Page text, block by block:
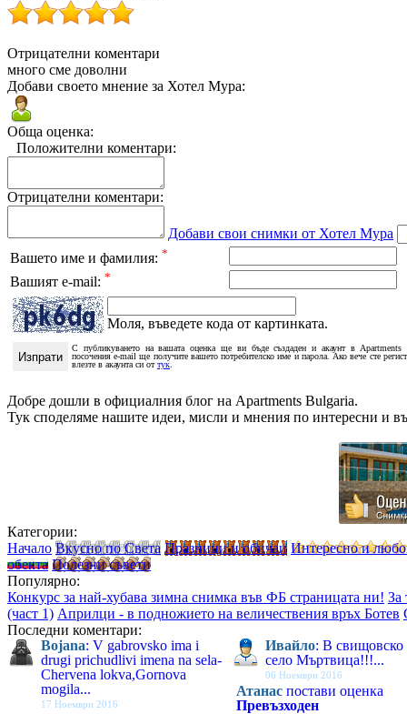
Отрицателни коментари
много сме доволни
Добави своето мнение за Хотел Мура:
Обща оценка:
Положителни коментари:
Отрицателни коментари:
Добави свои снимки от Хотел Мура
Вашето име и фамилия: *
Вашият e-mail: *
Моля, въведете кода от картинката.
С публикуването на вашата оценка ще ви бъде създаден и акаунт в
посочения e-mail ще получите вашето потребителско име и парола. Ако вече сте
влезте в акаунта си оттук
Добре дошли в официалния блог на Apartments Bulgaria.
Тук споделяме нашите идеи, мисли и мнения по интересни и
Категории:
Начало Вкусно по Света Празници и обичаи Интересно и
обекта Полезни съвети
Популярно:
Конкурс за най-хубава зимна снимка във ФБ страницата ни! За
(част 1) Априлци - в подножието на величествения връх Ботев
Последни коментари:
Bojana: V gabrovsko ima i
drugi prichudlivi imena na sela-
Chervena lokva,Gornova
mogila...
17 Ноември 2016
Ивайло: В свищовско
село Мъртвица!!!...
06 Ноември 2016
Атанас постави оценка
Превъзходен